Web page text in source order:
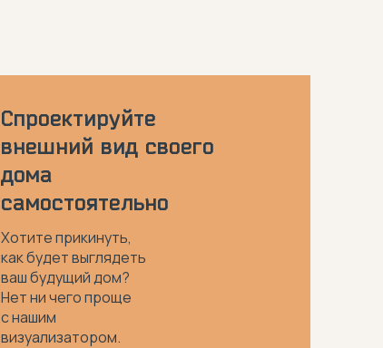
Спроектируйте
внешний вид своего
дома
самостоятельно
Хотите прикинуть,
как будет выглядеть
ваш будущий дом?
Нет ни чего проще
с нашим
визуализатором.